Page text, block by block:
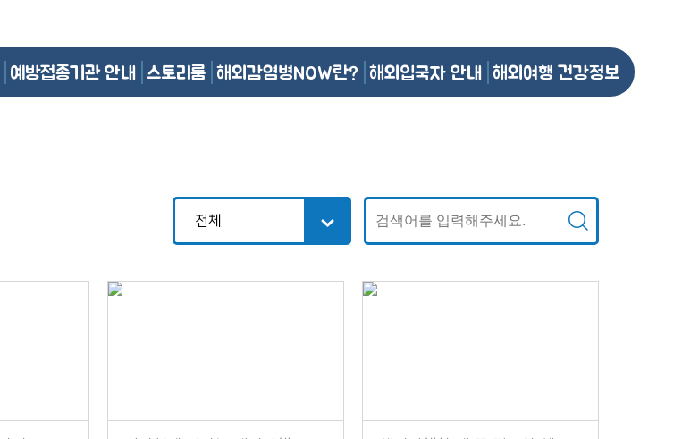
예방접종기관 안내 스토리룸 해외감염병NOW란? 해외입국자 안내 해외여행 건강정보